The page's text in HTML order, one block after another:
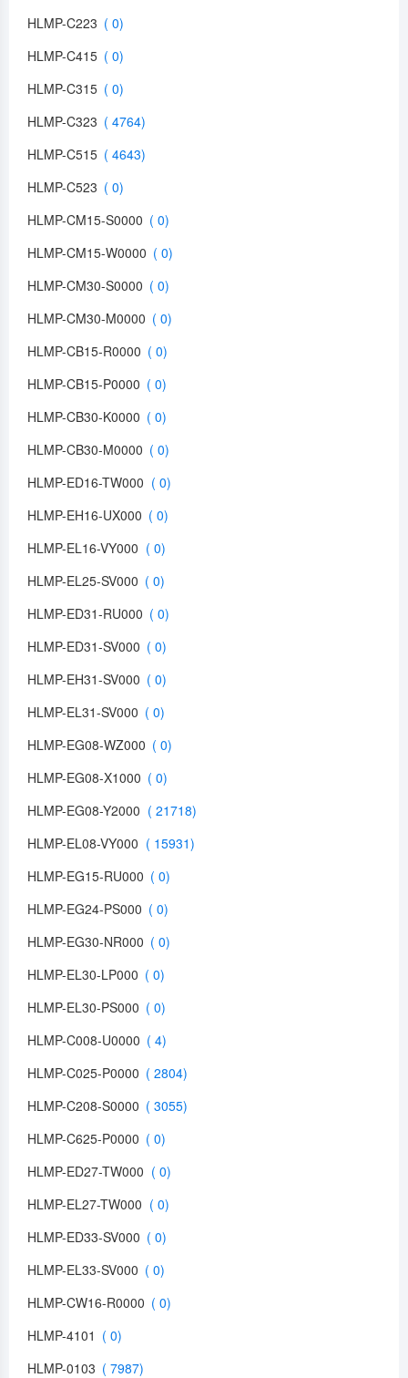
HLMP-C223
HLMP-C415
HLMP-C315
HLMP-C323
HLMP-C515
HLMP-C523
HLMP-CM15-S0000
HLMP-CM15-W0000
HLMP-CM30-S0000
HLMP-CM30-M0000
HLMP-CB15-R0000
HLMP-CB15-P0000
HLMP-CB30-K0000
HLMP-CB30-M0000
HLMP-ED16-TW000
HLMP-EH16-UX000
HLMP-EL16-VY000
HLMP-EL25-SV000
HLMP-ED31-RU000
HLMP-ED31-SV000
HLMP-EH31-SV000
HLMP-EL31-SV000
HLMP-EG08-WZ000
HLMP-EG08-X1000
HLMP-EG08-Y2000
HLMP-EL08-VY000
HLMP-EG15-RU000
HLMP-EG24-PS000
HLMP-EG30-NR000
HLMP-EL30-LP000
HLMP-EL30-PS000
HLMP-C008-U0000
HLMP-C025-P0000
HLMP-C208-S0000
HLMP-C625-P0000
HLMP-ED27-TW000
HLMP-EL27-TW000
HLMP-ED33-SV000
HLMP-EL33-SV000
HLMP-CW16-R0000
HLMP-4101
HLMP-0103